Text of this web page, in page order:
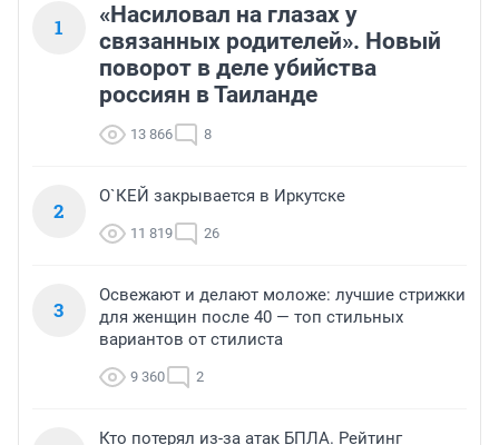
1
«Насиловал на глазах у
связанных родителей». Новый
поворот в деле убийства
россиян в Таиланде
13 866 8
2
О`КЕЙ закрывается в Иркутске
11 819 26
3
Освежают и делают моложе: лучшие стрижки
для женщин после 40 — топ стильных
вариантов от стилиста
9 360 2
Кто потерял из-за атак БПЛА. Рейтинг